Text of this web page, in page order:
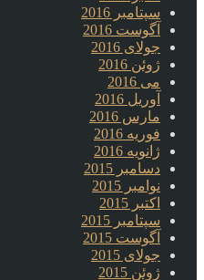
سپتامبر 2016
آگوست 2016
جولای 2016
ژوئن 2016
می 2016
آوریل 2016
مارس 2016
فوریه 2016
ژانویه 2016
دسامبر 2015
نوامبر 2015
اکتبر 2015
سپتامبر 2015
آگوست 2015
جولای 2015
ژوئن 2015